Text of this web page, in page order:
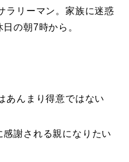
ラリーマン。家族に迷惑
の朝7時から。
あんまり得意ではない
謝される親になりたい